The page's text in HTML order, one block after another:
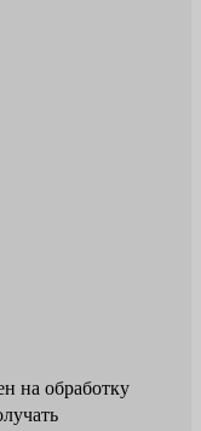
на обработку